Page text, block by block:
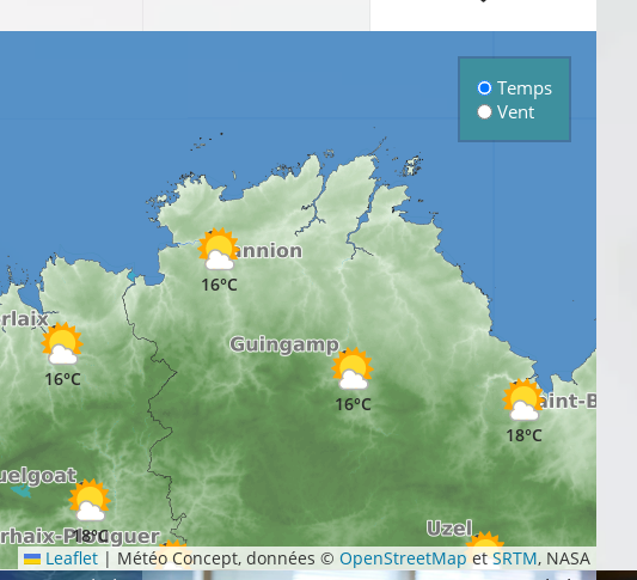
18°C
16°C
16°C
16°C
18°C
Temps
Vent
Leaflet | Météo Concept, données © OpenStreetMapetSRTM, NASA